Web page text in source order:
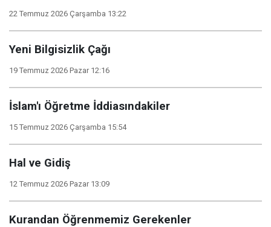
22 Temmuz 2026 Çarşamba 13:22
Yeni Bilgisizlik Çağı
19 Temmuz 2026 Pazar 12:16
İslam'ı Öğretme İddiasındakiler
15 Temmuz 2026 Çarşamba 15:54
Hal ve Gidiş
12 Temmuz 2026 Pazar 13:09
Kurandan Öğrenmemiz Gerekenler